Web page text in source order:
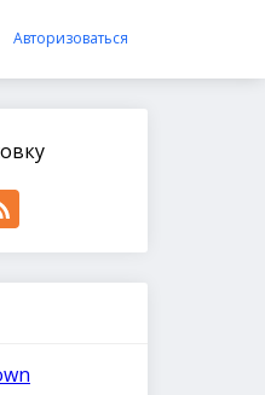
Авторизоваться